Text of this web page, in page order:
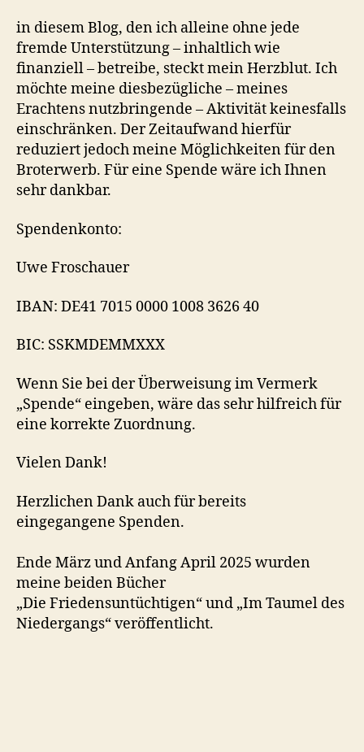
in diesem Blog, den ich alleine ohne jede
fremde Unterstützung – inhaltlich wie
finanziell – betreibe, steckt mein Herzblut. Ich
möchte meine diesbezügliche – meines
Erachtens nutzbringende – Aktivität keinesfalls
einschränken. Der Zeitaufwand hierfür
reduziert jedoch meine Möglichkeiten für den
Broterwerb. Für eine Spende wäre ich Ihnen
sehr dankbar.
Spendenkonto:
Uwe Froschauer
IBAN: DE41 7015 0000 1008 3626 40
BIC: SSKMDEMMXXX
Wenn Sie bei der Überweisung im Vermerk
„Spende“ eingeben, wäre das sehr hilfreich für
eine korrekte Zuordnung.
Vielen Dank!
Herzlichen Dank auch für bereits
eingegangene Spenden.
Ende März und Anfang April 2025 wurden
meine beiden Bücher
„Die Friedensuntüchtigen“ und „Im Taumel des
Niedergangs“ veröffentlicht.